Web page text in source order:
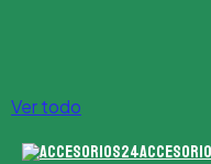
Ver todo